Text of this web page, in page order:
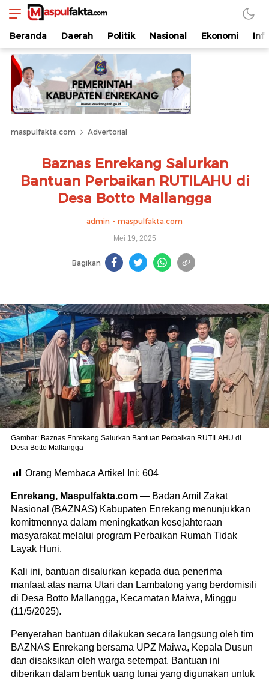
maspulfakta.com
Lokal Mendunia
Beranda Daerah Politik Nasional Ekonomi
maspulfakta.com Advertorial
Baznas Enrekang Salurkan
Bantuan Perbaikan RUTILAHU di
Desa Botto Mallangga
admin - maspulfakta.com
Mei 19, 2025
Bagikan
Gambar: Baznas Enrekang Salurkan Bantuan Perbaikan RUTILAHU di
Desa Botto Mallangga
Orang Membaca Artikel Ini: 604
Enrekang, Maspulfakta.com — Badan Amil Zakat
Nasional (BAZNAS) Kabupaten Enrekang menunjukkan
komitmennya dalam meningkatkan kesejahteraan
masyarakat melalui program Perbaikan Rumah Tidak
Layak Huni.
Kali ini, bantuan disalurkan kepada dua penerima
manfaat atas nama Utari dan Lambatong yang berdomisili
di Desa Botto Mallangga, Kecamatan Maiwa, Minggu
(11/5/2025).
Penyerahan bantuan dilakukan secara langsung oleh tim
BAZNAS Enrekang bersama UPZ Maiwa, Kepala Dusun
dan disaksikan oleh warga setempat. Bantuan ini
diberikan dalam bentuk uang tunai yang digunakan untuk